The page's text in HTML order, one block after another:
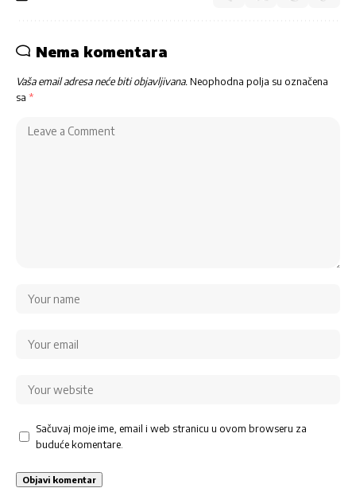
Nema komentara
Vaša email adresa neće biti objavljivana. Neophodna polja su označena
sa *
Sačuvaj moje ime, email i web stranicu u ovom browseru za
buduće komentare.